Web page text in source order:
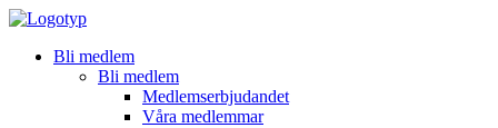
Bli medlem
Bli medlem
Medlemserbjudandet
Våra medlemmar